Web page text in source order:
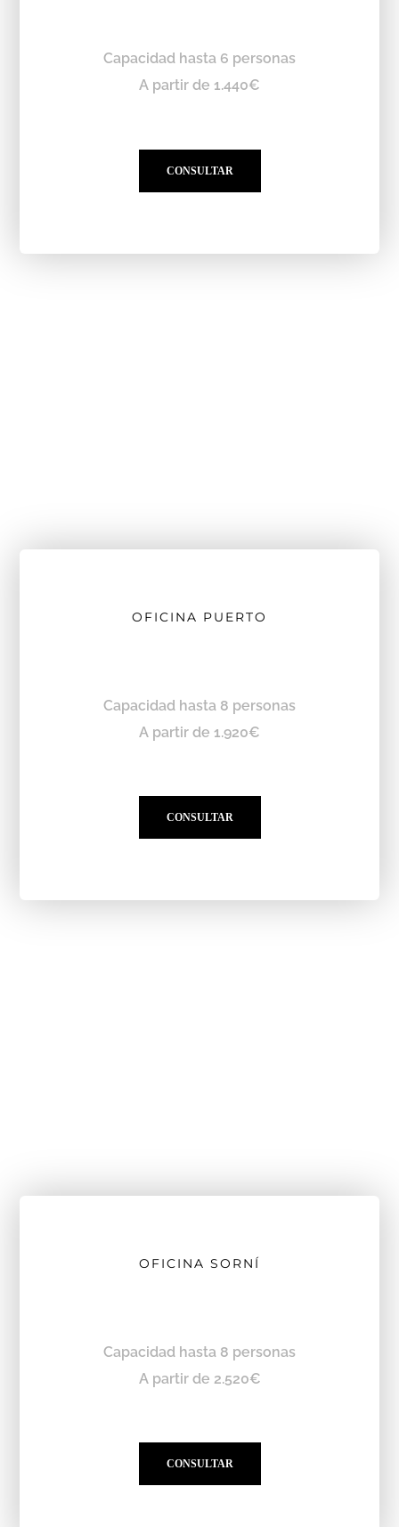
Capacidad hasta 6 personas
A partir de 1.440€
CONSULTAR
OFICINA PUERTO
Capacidad hasta 8 personas
A partir de 1.920€
CONSULTAR
OFICINA SORNÍ
Capacidad hasta 8 personas
A partir de 2.520€
CONSULTAR